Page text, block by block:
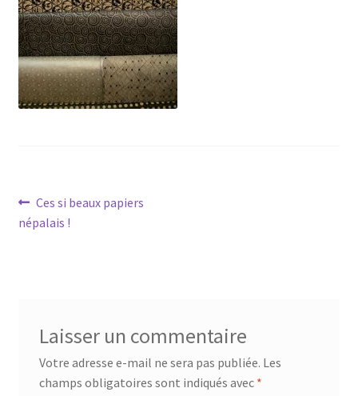
Navigation
de
Article
précédent :
Ces si beaux papiers
népalais !
Laisser un commentaire
Votre adresse e-mail ne sera pas publiée. Les
champs obligatoires sont indiqués avec *